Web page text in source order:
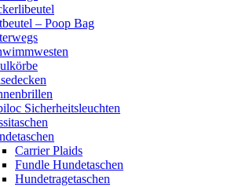
– Poop Bag
Sicherheitsleuchten
Carrier Plaids
Fundle Hundetaschen
Hundetragetaschen